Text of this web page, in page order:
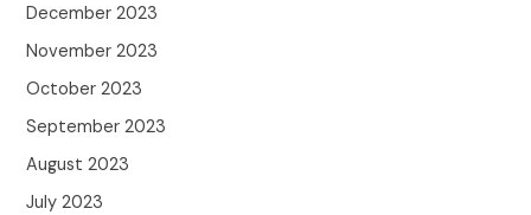
December 2023
November 2023
October 2023
September 2023
August 2023
July 2023